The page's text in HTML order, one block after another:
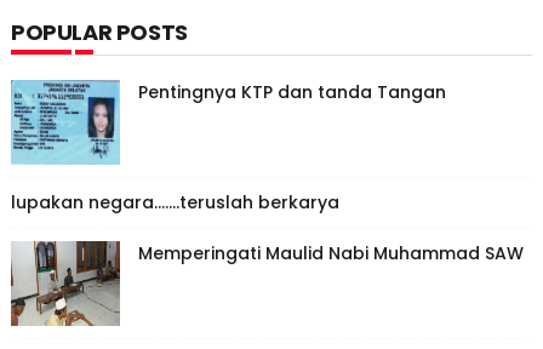
POPULAR POSTS
Pentingnya KTP dan tanda Tangan
lupakan negara.......teruslah berkarya
Memperingati Maulid Nabi Muhammad SAW